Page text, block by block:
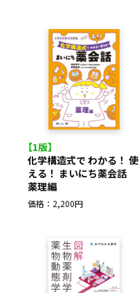
【1版】
化学構造式で わかる！ 使
える！ まいにち薬会話
薬理編
価格：2,200円